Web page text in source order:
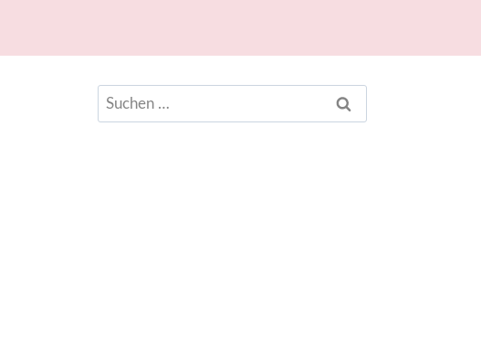
Suchen
nach: